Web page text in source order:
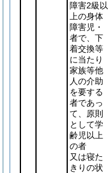
障害2級以
上の身体
障害児・
者で、下
着交換等
に当たり
家族等他
人の介助
を要する
者であっ
て、原則
として学
齢児以上
の者
又は寝た
きりの状